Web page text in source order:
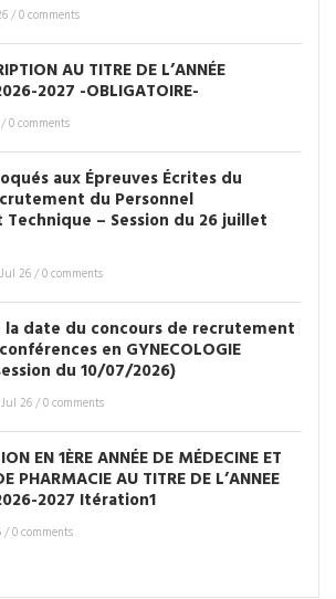
/0 comments
AU TITRE DE L’ANNÉE
2027 -OBLIGATOIRE-
/0 comments
aux Épreuves Écrites du
du Personnel
– Session du 26 juillet
26/0 comments
date du concours de recrutement
en GYNECOLOGIE
du 10/07/2026)
26/0 comments
EN 1ÈRE ANNÉE DE MÉDECINE ET
PHARMACIE AU TITRE DE L’ANNEE
2027 Itération1
/0 comments